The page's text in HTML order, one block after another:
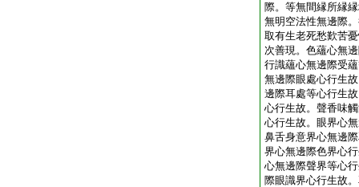
際。等無間縁所縁
無明空法性無邊際
取有生老死愁歎苦
次善現。色蘊心無
行識蘊心無邊際受
無邊際眼處心行生
邊際耳處等心行生
心行生故。聲香味
心行生故。眼界心
鼻舌身意界心無邊
界心無邊際色界心
心無邊際聲界等心
際眼識界心行生故